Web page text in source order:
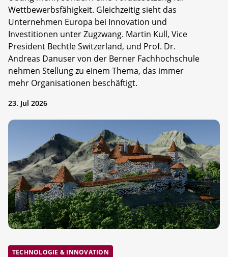
Wettbewerbsfähigkeit. Gleichzeitig sieht das
Unternehmen Europa bei Innovation und
Investitionen unter Zugzwang. Martin Kull, Vice
President Bechtle Switzerland, und Prof. Dr.
Andreas Danuser von der Berner Fachhochschule
nehmen Stellung zu einem Thema, das immer
mehr Organisationen beschäftigt.
23. Jul 2026
TECHNOLOGIE & INNOVATION